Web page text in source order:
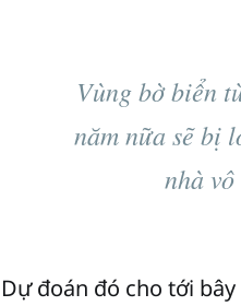
Vùng bờ biển
năm nữa sẽ bị
nhà
Dự đoán đó cho tới